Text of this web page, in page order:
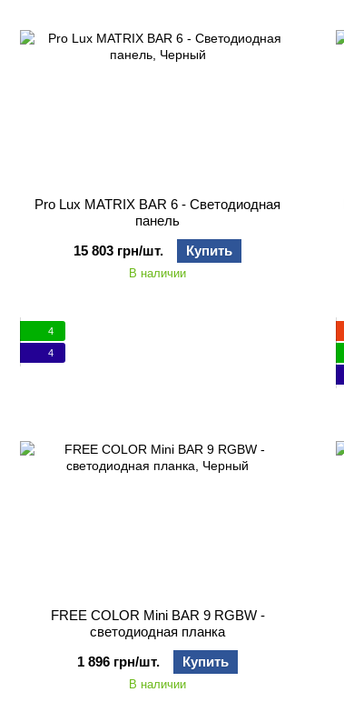
Pro Lux MATRIX BAR 6 - Светодиодная
панель
15 803 грн/шт.
Купить
В наличии
4
4
FREE COLOR Mini BAR 9 RGBW -
светодиодная планка
1 896 грн/шт.
Купить
В наличии